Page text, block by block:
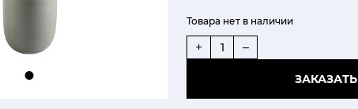
Товара нет в наличии
+ –
ЗАКАЗАТЬ